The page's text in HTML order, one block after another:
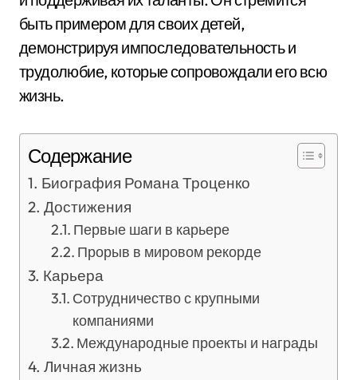
быть примером для своих детей,
демонстрируя импоследовательность и
трудолюбие, которые сопровождали его всю
жизнь.
Содержание
Биография Романа Троценко
Достижения
Первые шаги в карьере
Прорыв в мировом рекорде
Карьера
Сотрудничество с крупными
компаниями
Международные проекты и награды
Личная жизнь